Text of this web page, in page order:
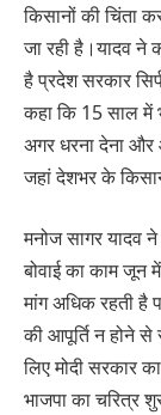
किसानों की चिंता
जा रही है।यादव ने
है प्रदेश सरकार
कहा कि 15 साल में
अगर धरना देना
जहां देशभर के
मनोज सागर यादव
बोवाई का काम जून
मांग अधिक रहती है
की आपूर्ति न होने
लिए मोदी सरकार
भाजपा का चरित्र